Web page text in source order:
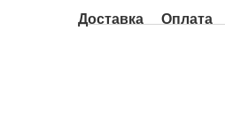
Доставка
Оплата